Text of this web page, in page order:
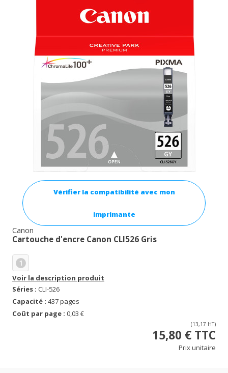
Vérifier la compatibilité avec mon
imprimante
Canon
Cartouche d'encre Canon CLI526 Gris
1
Voir la description produit
Séries : CLI-526
Capacité : 437 pages
Coût par page : 0,03 €
(13,17 HT)
15,80 € TTC
Prix unitaire